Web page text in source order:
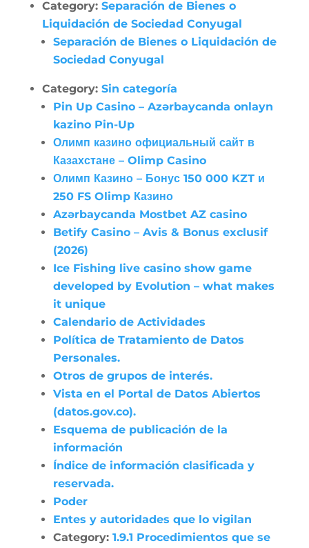
Category: Separación de Bienes o
Liquidación de Sociedad Conyugal
Separación de Bienes o Liquidación de
Sociedad Conyugal
Category: Sin categoría
Pin Up Casino – Azərbaycanda onlayn
kazino Pin-Up
Олимп казино официальный сайт в
Казахстане – Olimp Casino
Олимп Казино – Бонус 150 000 KZT и
250 FS Olimp Казино
Azərbaycanda Mostbet AZ casino
Betify Casino – Avis & Bonus exclusif
(2026)
Ice Fishing live casino show game
developed by Evolution – what makes
it unique
Calendario de Actividades
Política de Tratamiento de Datos
Personales.
Otros de grupos de interés.
Vista en el Portal de Datos Abiertos
(datos.gov.co).
Esquema de publicación de la
información
Índice de información clasificada y
reservada.
Poder
Entes y autoridades que lo vigilan
Category: 1.9.1 Procedimientos que se